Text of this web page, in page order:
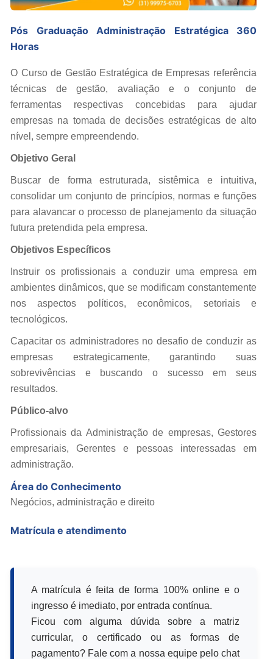
Pós Graduação Administração Estratégica 360
Horas
O Curso de Gestão Estratégica de Empresas referência
técnicas de gestão, avaliação e o conjunto de
ferramentas respectivas concebidas para ajudar
empresas na tomada de decisões estratégicas de alto
nível, sempre empreendendo.
Objetivo Geral
Buscar de forma estruturada, sistêmica e intuitiva,
consolidar um conjunto de princípios, normas e funções
para alavancar o processo de planejamento da situação
futura pretendida pela empresa.
Objetivos Específicos
Instruir os profissionais a conduzir uma empresa em
ambientes dinâmicos, que se modificam constantemente
nos aspectos políticos, econômicos, setoriais e
tecnológicos.
Capacitar os administradores no desafio de conduzir as
empresas estrategicamente, garantindo suas
sobrevivências e buscando o sucesso em seus
resultados.
Público-alvo
Profissionais da Administração de empresas, Gestores
empresariais, Gerentes e pessoas interessadas em
administração.
Área do Conhecimento
Negócios, administração e direito
Matrícula e atendimento
A matrícula é feita de forma 100% online e o
ingresso é imediato, por entrada contínua.
Ficou com alguma dúvida sobre a matriz
curricular, o certificado ou as formas de
pagamento? Fale com a nossa equipe pelo chat